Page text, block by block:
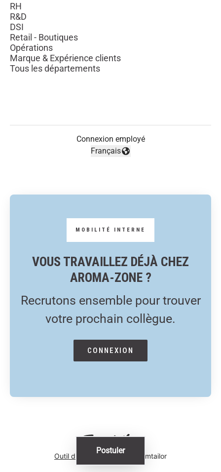
Postuler
RH
R&D
DSI
Retail - Boutiques
Opérations
Marque & Expérience clients
Tous les départements
Connexion employé
Changer la langue
Français
VOUS TRAVAILLEZ DÉJÀ CHEZ
AROMA-ZONE ?
Recrutons ensemble pour trouver
votre prochain collègue.
CONNEXION
Outil de recrutementde Teamtailor